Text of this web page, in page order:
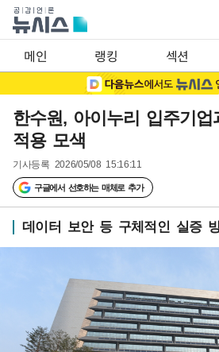
메인 랭킹 섹션
한수원, 아이누리 입주기
적용 모색
기사등록 2026/05/08 15:16:11
구글에서 선호하는 매체로 추가
데이터 보안 등 구체적인 실증